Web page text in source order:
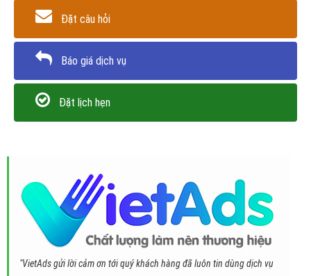
Đặt câu hỏi
Báo giá dịch vụ
Đặt lịch hẹn
"VietAds gửi lời cảm ơn tới quý khách hàng đã luôn tin dùng dịch vụ